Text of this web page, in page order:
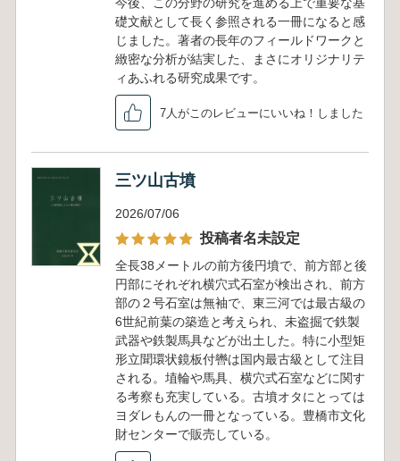
今後、この分野の研究を進める上で重要な基
礎文献として長く参照される一冊になると感
じました。著者の長年のフィールドワークと
緻密な分析が結実した、まさにオリジナリテ
ィあふれる研究成果です。
7人がこのレビューにいいね！しました
三ツ山古墳
2026/07/06
投稿者名未設定
全長38メートルの前方後円墳で、前方部と後
円部にそれぞれ横穴式石室が検出され、前方
部の２号石室は無袖で、東三河では最古級の
6世紀前葉の築造と考えられ、未盗掘で鉄製
武器や鉄製馬具などが出土した。特に小型矩
形立聞環状鏡板付轡は国内最古級として注目
される。埴輪や馬具、横穴式石室などに関す
る考察も充実している。古墳オタにとっては
ヨダレもんの一冊となっている。豊橋市文化
財センターで販売している。